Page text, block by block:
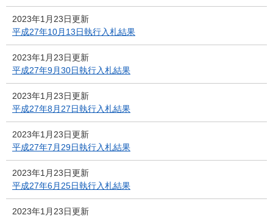
2023年1月23日更新
平成27年10月13日執行入札結果
2023年1月23日更新
平成27年9月30日執行入札結果
2023年1月23日更新
平成27年8月27日執行入札結果
2023年1月23日更新
平成27年7月29日執行入札結果
2023年1月23日更新
平成27年6月25日執行入札結果
2023年1月23日更新